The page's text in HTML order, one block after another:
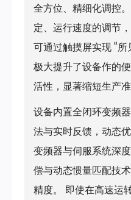
全方位、精细化调控
定、运行速度的调节
可通过触摸屏实现 “所
极大提升了设备作的
活性，显著缩短生产准
设备内置全闭环变频
法与实时反馈，动态
变频器与伺服系统深
偿与动态惯量匹配技
精度。 即使在高速运